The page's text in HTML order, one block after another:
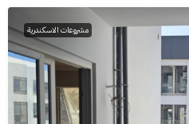
مشروعات الاسكندرية